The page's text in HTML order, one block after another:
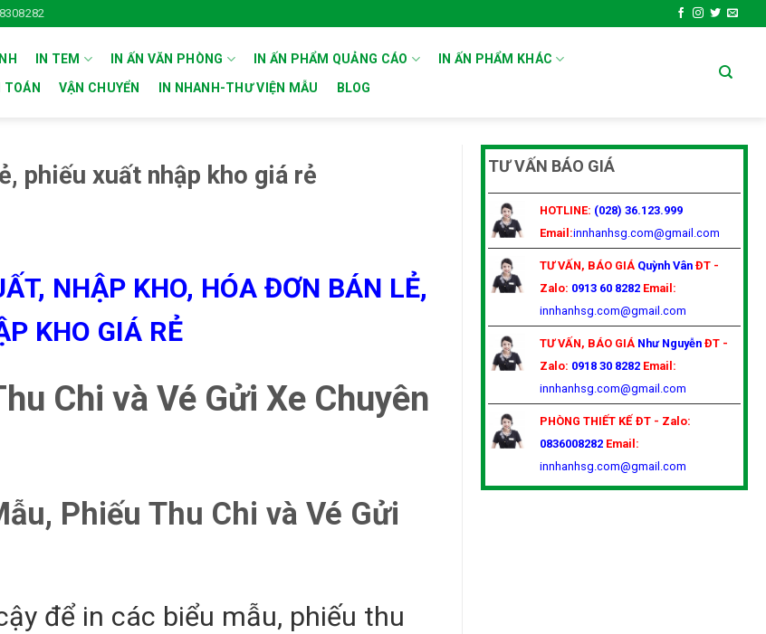
IN TEM IN ẤN VĂN PHÒNG IN ẤN PHẨM QUẢNG CÁO
IN ẤN PHẨM KHÁC
TOÁN VẬN CHUYỂN IN NHANH-THƯ VIỆN MẪU BLOG
phiếu xuất nhập kho giá rẻ
NHẬP KHO, HÓA ĐƠN BÁN LẺ,
KHO GIÁ RẺ
Chi và Vé Gửi Xe Chuyên
Phiếu Thu Chi và Vé Gửi
để in các biểu mẫu, phiếu thu
TƯ VẤN BÁO GIÁ
HOTLINE: (028) 36.123.999
Email:innhanhsg.com@gmail.com
TƯ VẤN, BÁO GIÁ Quỳnh Vân ĐT -
Zalo: 0913 60 8282 Email:
innhanhsg.com@gmail.com
TƯ VẤN, BÁO GIÁ Như Nguyễn ĐT -
Zalo: 0918 30 8282 Email:
innhanhsg.com@gmail.com
PHÒNG THIẾT KẾ ĐT - Zalo:
0836008282 Email:
innhanhsg.com@gmail.com